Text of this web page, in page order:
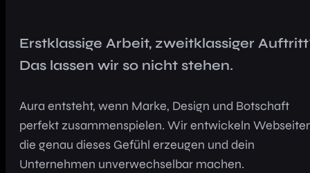
Erstklassige Arbeit, zweitklassiger
Das lassen wir so nicht stehen.
Aura entsteht, wenn Marke, Design und Botschaft
perfekt zusammenspielen. Wir entwickeln
die genau dieses Gefühl erzeugen und dein
Unternehmen unverwechselbar machen.